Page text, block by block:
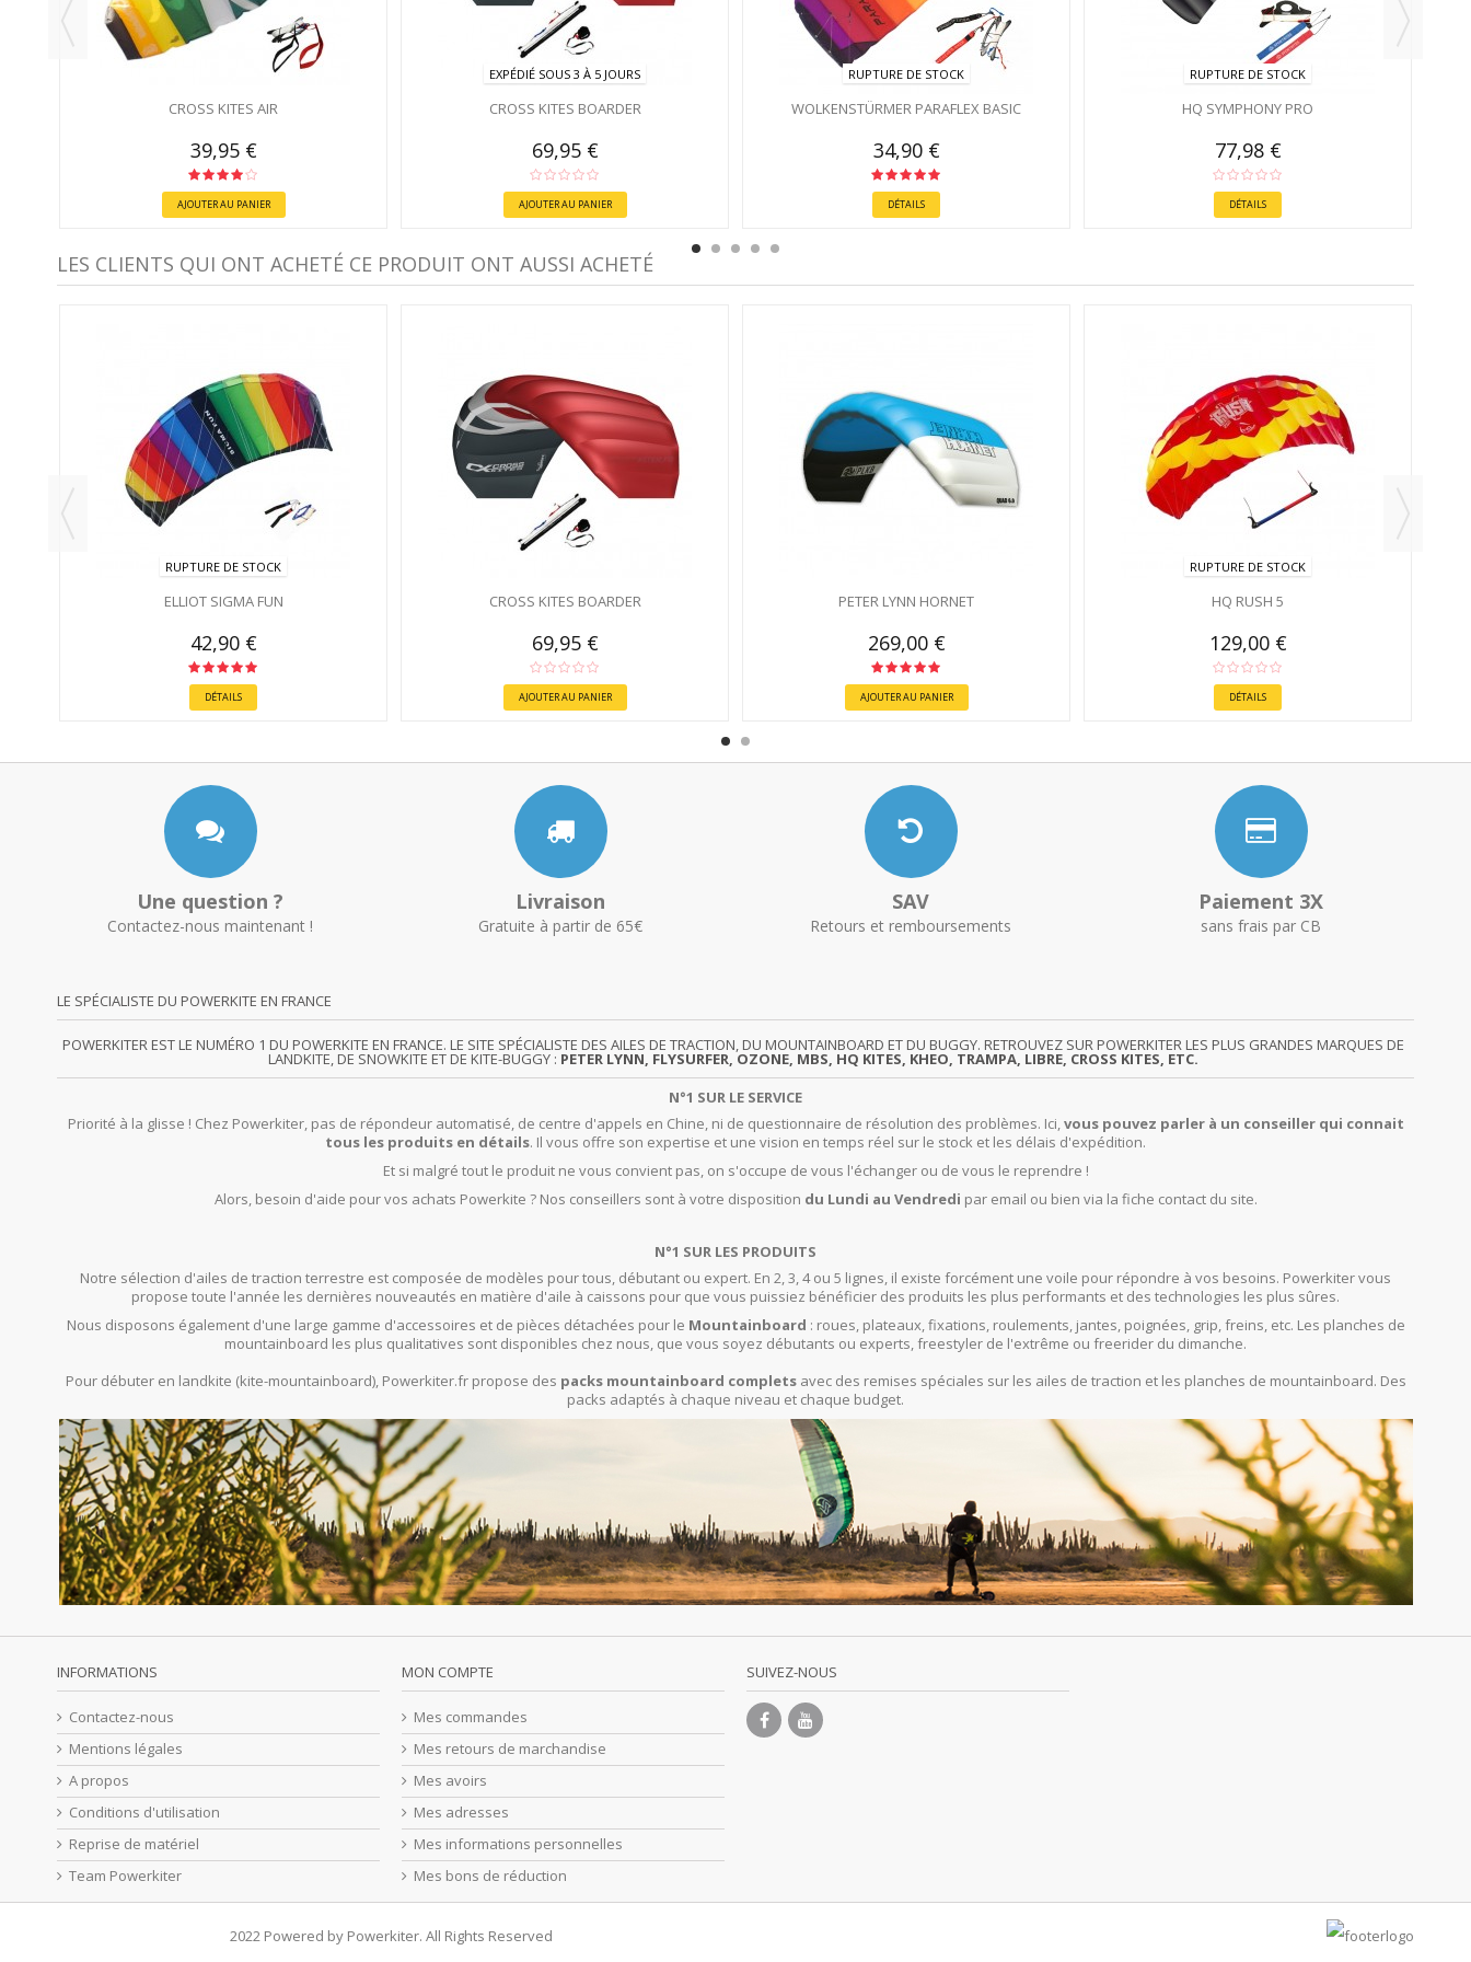
CROSS KITES AIR
39,95 €
AJOUTER AU PANIER
EXPÉDIÉ SOUS 3 À 5 JOURS
CROSS KITES BOARDER
69,95 €
AJOUTER AU PANIER
RUPTURE DE STOCK
WOLKENSTÜRMER PARAFLEX BASIC
34,90 €
DÉTAILS
RUPTURE DE STOCK
HQ SYMPHONY PRO
77,98 €
DÉTAILS
LES CLIENTS QUI ONT ACHETÉ CE PRODUIT ONT AUSSI ACHETÉ
RUPTURE DE STOCK
ELLIOT SIGMA FUN
42,90 €
DÉTAILS
CROSS KITES BOARDER
69,95 €
AJOUTER AU PANIER
PETER LYNN HORNET
269,00 €
AJOUTER AU PANIER
RUPTURE DE STOCK
HQ RUSH 5
129,00 €
DÉTAILS
Une question ?
Contactez-nous maintenant !
Livraison
Gratuite à partir de 65€
SAV
Retours et remboursements
Paiement 3X
sans frais par CB
LE SPÉCIALISTE DU POWERKITE EN FRANCE
POWERKITER EST LE NUMÉRO 1 DU POWERKITE EN FRANCE. LE SITE SPÉCIALISTE DES AILES DE TRACTION, DU MOUNTAINBOARD ET DU BUGGY. RETROUVEZ SUR POWERKITER LES PLUS GRANDES MARQUES DE
LANDKITE, DE SNOWKITE ET DE KITE-BUGGY : PETER LYNN, FLYSURFER, OZONE, MBS, HQ KITES, KHEO, TRAMPA, LIBRE, CROSS KITES, ETC.
N°1 SUR LE SERVICE
Priorité à la glisse ! Chez Powerkiter, pas de répondeur automatisé, de centre d'appels en Chine, ni de questionnaire de résolution des problèmes. Ici,vous pouvez parler à un conseiller qui connait
tous les produits en détails. Il vous offre son expertise et une vision en temps réel sur le stock et les délais d'expédition.
Et si malgré tout le produit ne vous convient pas, on s'occupe de vous l'échanger ou de vous le reprendre !
Alors, besoin d'aide pour vos achats Powerkite ? Nos conseillers sont à votre disposition du Lundi au Vendredi par email ou bien via la fiche contact du site.
N°1 SUR LES PRODUITS
Notre sélection d'ailes de traction terrestre est composée de modèles pour tous, débutant ou expert. En 2, 3, 4 ou 5 lignes, il existe forcément une voile pour répondre à vos besoins. Powerkiter vous
propose toute l'année les dernières nouveautés en matière d'aile à caissons pour que vous puissiez bénéficier des produits les plus performants et des technologies les plus sûres.
Nous disposons également d'une large gamme d'accessoires et de pièces détachées pour le Mountainboard : roues, plateaux, fixations, roulements, jantes, poignées, grip, freins, etc. Les planches de
mountainboard les plus qualitatives sont disponibles chez nous, que vous soyez débutants ou experts, freestyler de l'extrême ou freerider du dimanche.
Pour débuter en landkite (kite-mountainboard), Powerkiter.fr propose des packs mountainboard completsavec des remises spéciales sur les ailes de traction et les planches de mountainboard. Des
packs adaptés à chaque niveau et chaque budget.
INFORMATIONS
Contactez-nous
Mentions légales
A propos
Conditions d'utilisation
Reprise de matériel
Team Powerkiter
MON COMPTE
Mes commandes
Mes retours de marchandise
Mes avoirs
Mes adresses
Mes informations personnelles
Mes bons de réduction
SUIVEZ-NOUS
2022 Powered by Powerkiter. All Rights Reserved